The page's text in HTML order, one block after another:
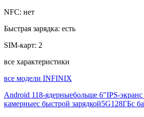
NFC: нет
Быстрая зарядка: есть
SIM-карт: 2
все характеристики
все модели INFINIX
Android 118-ядерныебольше 6"IPS-экран
камерныес быстрой зарядкой5G128ГБс